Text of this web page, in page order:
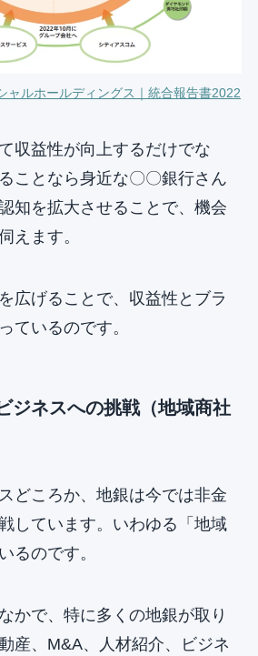
ャルホールディングス｜統合報告書2022
収益性が向上するだけでな
ことなら身近な〇〇銀行さん
知を拡大させることで、機会
えます。
広げることで、収益性とブラ
ているのです。
ジネスへの挑戦（地域商社
どころか、地銀は今では非金
しています。いわゆる「地域
るのです。
かで、特に多くの地銀が取り
産、M&A、人材紹介、ビジネ